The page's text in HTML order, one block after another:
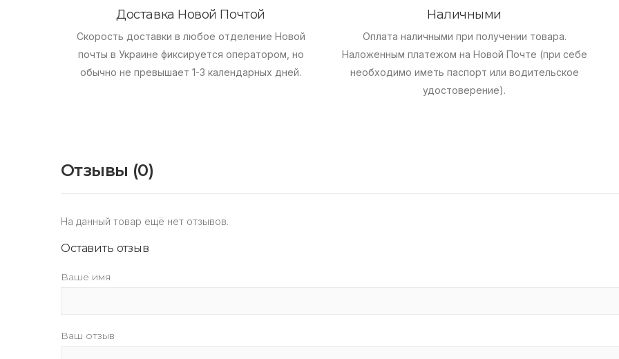
Доставка Новой Почтой
Скорость доставки в любое отделение Новой
почты в Украине фиксируется оператором, но
обычно не превышает 1-3 календарных дней.
Наличными
Оплата наличными при получении товара.
Наложенным платежом на Новой Почте (при себе
необходимо иметь паспорт или водительское
удостоверение).
Отзывы (0)
На данный товар ещё нет отзывов.
Оставить отзыв
Ваше имя
Ваш отзыв